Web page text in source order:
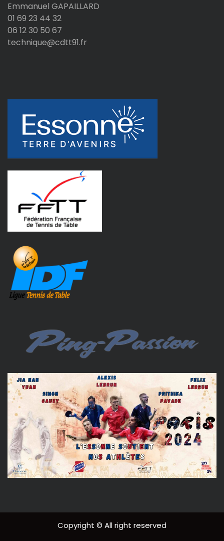
Emmanuel GAPAILLARD
01 69 23 44 32
06 12 30 50 67
technique@cdtt91.fr
Copyright © All right reserved